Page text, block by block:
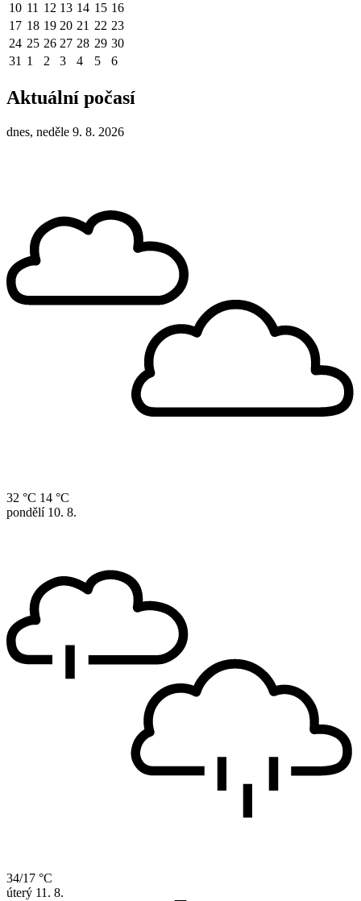
10 11 12 13 14 15 16
17 18 19 20 21 22 23
24 25 26 27 28 29 30
31 1 2 3 4 5 6
Aktuální počasí
dnes, neděle 9. 8. 2026
32 °C 14 °C
pondělí 10. 8.
34/17 °C
úterý 11. 8.